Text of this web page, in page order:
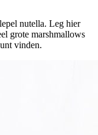
nutella. Leg hier
grote marshmallows
vinden.